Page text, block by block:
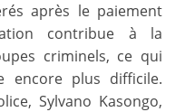
après le paiement
contribue à la
criminels, ce qui
plus difficile.
Sylvano Kasongo,